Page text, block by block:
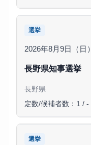
選挙
2026年8月9日（日）
長野県知事選挙
長野県
定数/候補者数：1 / -
選挙